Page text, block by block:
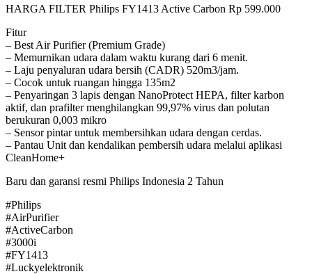
HARGA FILTER Philips FY1413 Active Carbon Rp 599.000
Fitur
– Best Air Purifier (Premium Grade)
– Memurnikan udara dalam waktu kurang dari 6 menit.
– Laju penyaluran udara bersih (CADR) 520m3/jam.
– Cocok untuk ruangan hingga 135m2
– Penyaringan 3 lapis dengan NanoProtect HEPA, filter karbon
aktif, dan prafilter menghilangkan 99,97% virus dan polutan
berukuran 0,003 mikro
– Sensor pintar untuk membersihkan udara dengan cerdas.
– Pantau Unit dan kendalikan pembersih udara melalui aplikasi
CleanHome+
Baru dan garansi resmi Philips Indonesia 2 Tahun
#Philips
#AirPurifier
#ActiveCarbon
#3000i
#FY1413
#Luckyelektronik